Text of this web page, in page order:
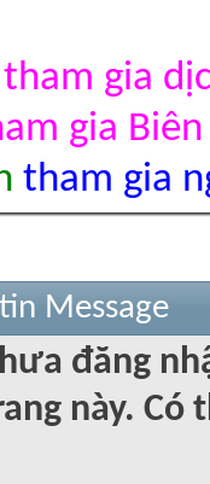
tham gia
gia
tham gia
Message
đăng
này. Có